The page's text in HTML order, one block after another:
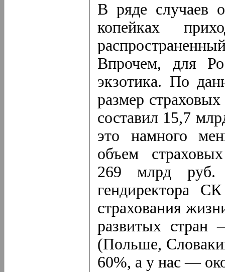
В ряде случаев
копейках
Впрочем, для
экзотика. По
размер
составил 15,7
это намного
объем
269 млрд руб.
гендиректора
страхования
развитых стран
(Польше,
60%, а у нас —